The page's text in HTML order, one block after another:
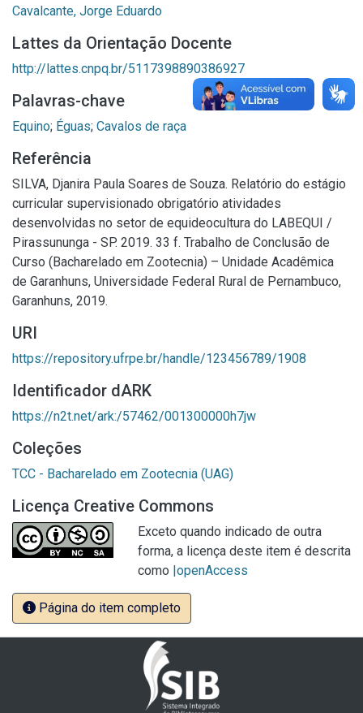
Cavalcante, Jorge Eduardo
Lattes da Orientação Docente
http://lattes.cnpq.br/5117398890386927
Palavras-chave
Equino; Éguas; Cavalos de raça
Referência
SILVA, Djanira Paula Soares de Souza. Relatório do estágio
curricular supervisionado obrigatório atividades
desenvolvidas no setor de equideocultura do LABEQUI /
Pirassununga - SP. 2019. 33 f. Trabalho de Conclusão de
Curso (Bacharelado em Zootecnia) – Unidade Acadêmica
de Garanhuns, Universidade Federal Rural de Pernambuco,
Garanhuns, 2019.
URI
https://repository.ufrpe.br/handle/123456789/1908
Identificador dARK
https://n2t.net/ark:/57462/001300000h7jw
Coleções
TCC - Bacharelado em Zootecnia (UAG)
Licença Creative Commons
Exceto quando indicado de outra
forma, a licença deste item é descrita
como |openAccess
Página do item completo